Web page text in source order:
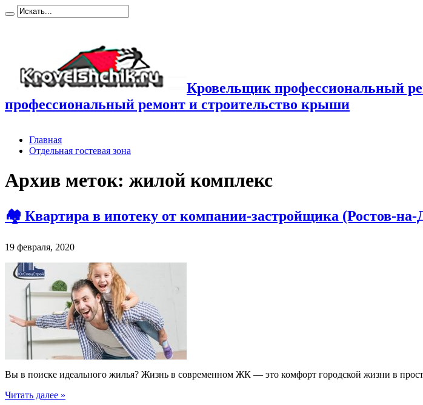
Кровельщик профессиональный
профессиональный ремонт и строительство крыши
Главная
Отдельная гостевая зона
Архив меток: жилой комплекс
🏘️ Квартира в ипотеку от компании-застройщика (Ростов-на-
19 февраля, 2020
Вы в поиске идеального жилья? Жизнь в современном ЖК — это комфорт городской жизни в
Читать далее »